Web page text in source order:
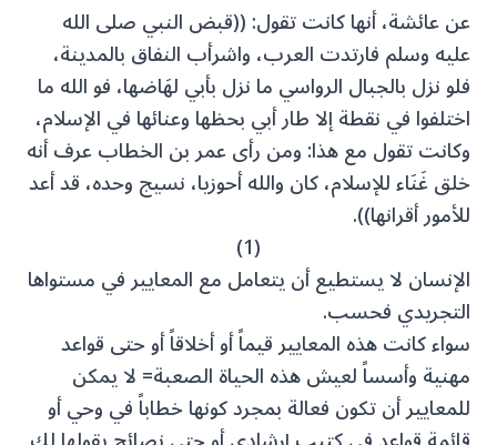
عن عائشة، أنها كانت تقول: ((قبض النبي صلى الله
عليه وسلم فارتدت العرب، واشرأب النفاق بالمدينة،
فلو نزل بالجبال الرواسي ما نزل بأبي لهَاضها، فو الله ما
اختلفوا في نقطة إلا طار أبي بحظها وعنائها في الإسلام،
وكانت تقول مع هذا: ومن رأى عمر بن الخطاب عرف أنه
خلق غَنَاء للإسلام، كان والله أحوزيا، نسيج وحده، قد أعد
للأمور أقرانها)).
(1)
الإنسان لا يستطيع أن يتعامل مع المعايير في مستواها
التجريدي فحسب.
سواء كانت هذه المعايير قيماً أو أخلاقاً أو حتى قواعد
مهنية وأسساً لعيش هذه الحياة الصعبة= لا يمكن
للمعايير أن تكون فعالة بمجرد كونها خطاباً في وحي أو